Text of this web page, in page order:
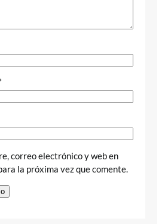
correo electrónico y web en
la próxima vez que comente.